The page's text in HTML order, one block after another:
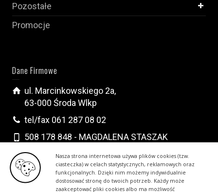
Nasza strona internetowa używa plików cookies (tzw.
ciasteczka) w celach statystycznych, reklamowych oraz
funkcjonalnych. Dzięki nim możemy indywidualnie
dostosować stronę do twoich potrzeb. Każdy może
zaakceptować pliki cookies albo ma możliwość
Pozostałe
Promocje
Dane Firmowe
ul. Marcinkowskiego 2a,
63-000 Środa Wlkp
tel/fax 061 287 08 02
508 178 848 - MAGDALENA STASZAK
502 296 222 - KRYSTIAN WALCZAK
biuro@drzwiokna.com.pl